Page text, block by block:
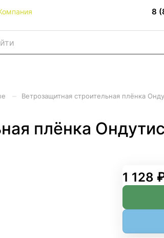
8
Ветрозащитная строительная плёнка
плёнка
1 128